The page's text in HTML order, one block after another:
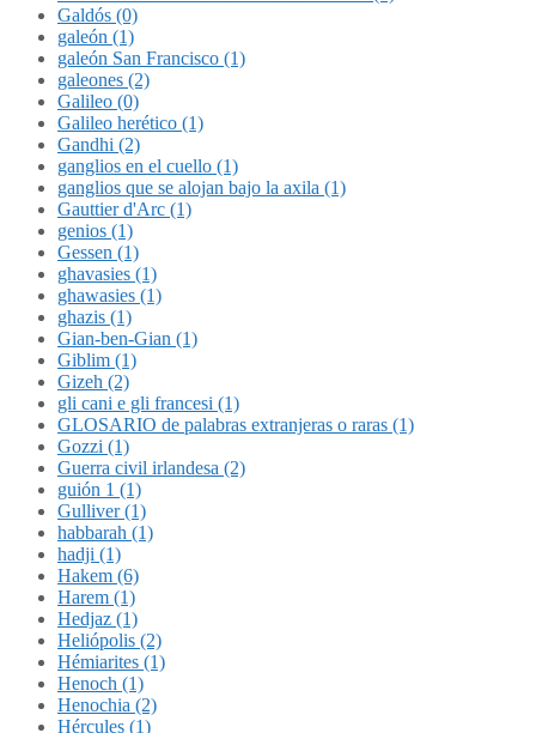
Galdós (0)
galeón (1)
galeón San Francisco (1)
galeones (2)
Galileo (0)
Galileo herético (1)
Gandhi (2)
ganglios en el cuello (1)
ganglios que se alojan bajo la axila (1)
Gauttier d'Arc (1)
genios (1)
Gessen (1)
ghavasies (1)
ghawasies (1)
ghazis (1)
Gian-ben-Gian (1)
Giblim (1)
Gizeh (2)
gli cani e gli francesi (1)
GLOSARIO de palabras extranjeras o raras (1)
Gozzi (1)
Guerra civil irlandesa (2)
guión 1 (1)
Gulliver (1)
habbarah (1)
hadji (1)
Hakem (6)
Harem (1)
Hedjaz (1)
Heliópolis (2)
Hémiarites (1)
Henoch (1)
Henochia (2)
Hércules (1)